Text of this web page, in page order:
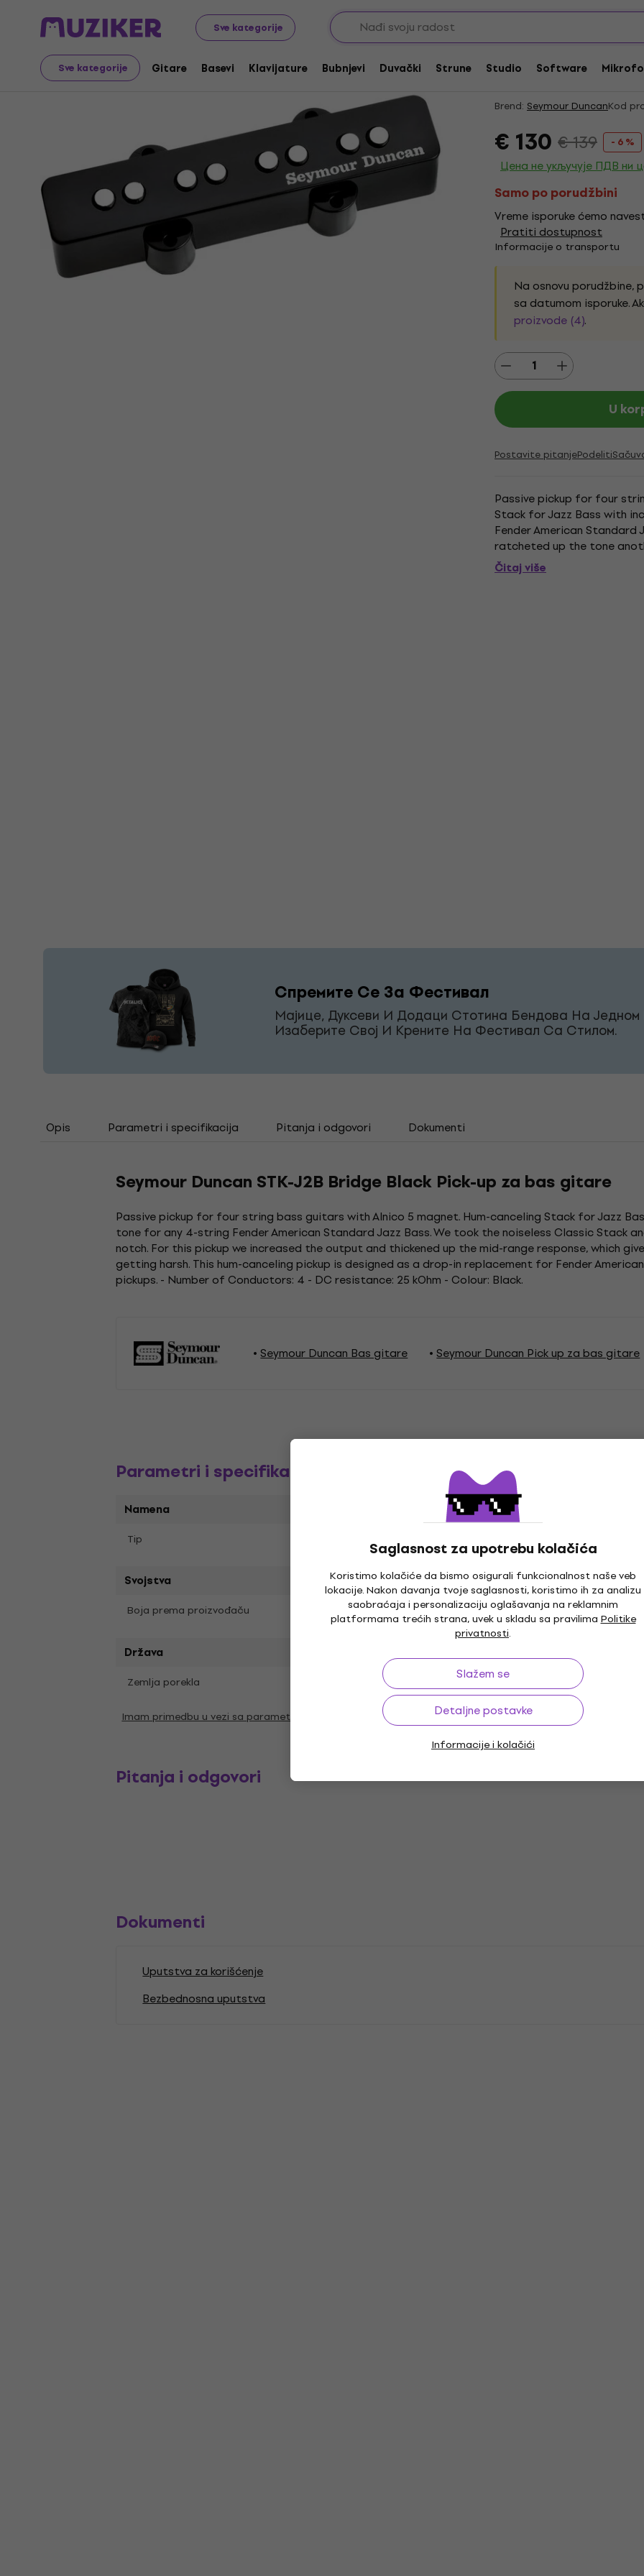
Sve kategorije
Sve kategorije Gitare Basevi Klavijature Bubnjevi Duvački Strune Studio Software
Saglasnost za upotrebu kolačića
Koristimo kolačiće da bismo osigurali funkcionalnost naše veb
lokacije. Nakon davanja tvoje saglasnosti, koristimo ih za analizu
saobraćaja i personalizaciju oglašavanja na reklamnim
platformama trećih strana, uvek u skladu sa pravilimaPolitike
privatnosti.
Slažem se
Detaljne postavke
Informacije i kolačići
Muzički instrumenti Basevi
Pick up za bas gitare
Akcija
Seymour Duncan
Brend: Seymour DuncanKod
€ 130 € 139 - 6 %
Цена не укључује ПДВ ни
Samo po porudžbini
Vreme isporuke ćemo
Pratiti dostupnost
Informacije o transportu
Na osnovu porudžbine,
sa datumom isporuke.
proizvode (4).
U
Postavite pitanjePodeliti
Passive pickup for four
Stack for Jazz Bass with
Fender American Standard
ratcheted up the tone
and thickened up the mid-
Čitaj više
Спремите Се За Фестивал
Мајице, Дуксеви И Додаци Стотина Бендова На Једном
Изаберите Свој И Крените На Фестивал Са Стилом.
Opis Parametri i specifikacija Pitanja i odgovori Dokumenti
Seymour Duncan STK-J2B Bridge Black Pick-up za bas gitare
Passive pickup for four string bass guitars with Alnico 5 magnet. Hum-canceling Stack for Jazz
tone for any 4-string Fender American Standard Jazz Bass. We took the noiseless Classic Stack
notch. For this pickup we increased the output and thickened up the mid-range response, which
getting harsh. This hum-canceling pickup is designed as a drop-in replacement for Fender
pickups. - Number of Conductors: 4 - DC resistance: 25 kOhm - Colour: Black.
Seymour Duncan Bas gitare Seymour Duncan Pick up za bas gitare
Parametri i specifikacija
Namena
Tip
Svojstva
Boja prema proizvođaču Položaj
Država
Zemlja porekla
Imam primedbu u vezi sa parametrima
Pitanja i odgovori
Dokumenti
Uputstva za korišćenje
Bezbednosna uputstva